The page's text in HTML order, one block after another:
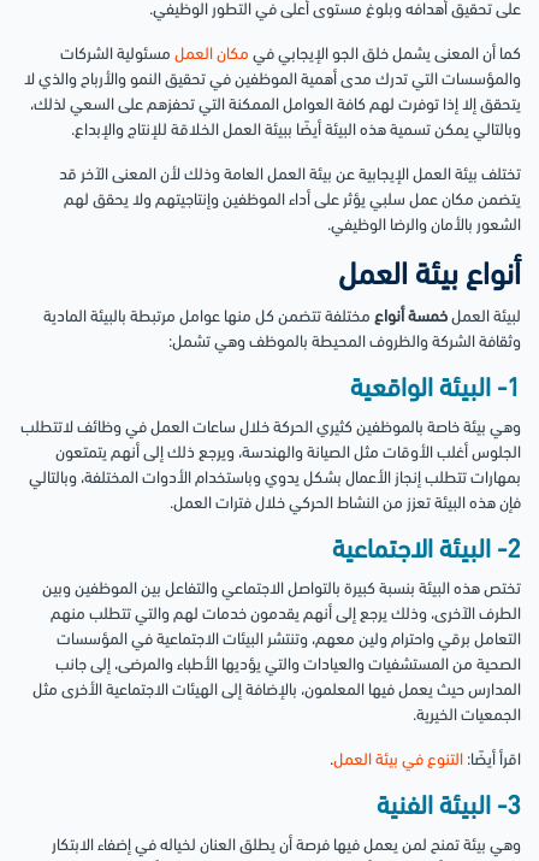
على تحقيق أهدافه وبلوغ مستوى أعلى في التطور الوظيفي.
كما أن المعنى يشمل خلق الجو الإيجابي في مكان العمل مسئولية الشركات
والمؤسسات التي تدرك مدى أهمية الموظفين في تحقيق النمو والأرباح والذي لا
يتحقق إلا إذا توفرت لهم كافة العوامل الممكنة التي تحفزهم على السعي لذلك،
وبالتالي يمكن تسمية هذه البيئة أيضًا ببيئة العمل الخلاقة للإنتاج والإبداع.
تختلف بيئة العمل الإيجابية عن بيئة العمل العامة وذلك لأن المعنى الآخر قد
يتضمن مكان عمل سلبي يؤثر على أداء الموظفين وإنتاجيتهم ولا يحقق لهم
الشعور بالأمان والرضا الوظيفي.
أنواع بيئة العمل
لبيئة العمل خمسة أنواع مختلفة تتضمن كل منها عوامل مرتبطة بالبيئة المادية
وثقافة الشركة والظروف المحيطة بالموظف وهي تشمل:
1- البيئة الواقعية
وهي بيئة خاصة بالموظفين كثيري الحركة خلال ساعات العمل في وظائف لاتتطلب
الجلوس أغلب الأوقات مثل الصيانة والهندسة، ويرجع ذلك إلى أنهم يتمتعون
بمهارات تتطلب إنجاز الأعمال بشكل يدوي وباستخدام الأدوات المختلفة، وبالتالي
فإن هذه البيئة تعزز من النشاط الحركي خلال فترات العمل.
2- البيئة الاجتماعية
تختص هذه البيئة بنسبة كبيرة بالتواصل الاجتماعي والتفاعل بين الموظفين وبين
الطرف الآخرى، وذلك يرجع إلى أنهم يقدمون خدمات لهم والتي تتطلب منهم
التعامل برقي واحترام ولين معهم، وتنتشر البيئات الاجتماعية في المؤسسات
الصحية من المستشفيات والعيادات والتي يؤديها الأطباء والمرضى، إلى جانب
المدارس حيث يعمل فيها المعلمون، بالإضافة إلى الهيئات الاجتماعية الأخرى مثل
الجمعيات الخيرية.
اقرأ أيضًا: التنوع في بيئة العمل.
3- البيئة الفنية
وهي بيئة تمنح لمن يعمل فيها فرصة أن يطلق العنان لخياله في إضفاء الابتكار